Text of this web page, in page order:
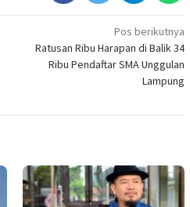
Pos berikutnya
Ratusan Ribu Harapan di Balik 34
Ribu Pendaftar SMA Unggulan
Lampung